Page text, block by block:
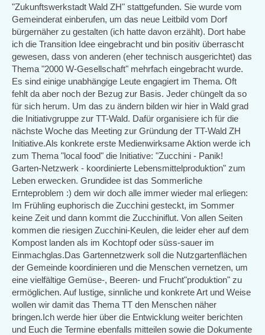
"Zukunftswerkstadt Wald ZH" stattgefunden. Sie wurde vom
Gemeinderat einberufen, um das neue Leitbild vom Dorf
bürgernäher zu gestalten (ich hatte davon erzählt). Dort habe
ich die Transition Idee eingebracht und bin positiv überrascht
gewesen, dass von anderen (eher technisch ausgerichtet) das
Thema "2000 W-Gesellschaft" mehrfach eingebracht wurde.
Es sind einige unabhängige Leute engagiert im Thema. Oft
fehlt da aber noch der Bezug zur Basis. Jeder chüngelt da so
für sich herum. Um das zu ändern bilden wir hier in Wald grad
die Initiativgruppe zur TT-Wald. Dafür organisiere ich für die
nächste Woche das Meeting zur Gründung der TT-Wald ZH
Initiative.Als konkrete erste Medienwirksame Aktion werde ich
zum Thema "local food" die Initiative: "Zucchini - Panik!
Garten-Netzwerk - koordinierte Lebensmittelproduktion" zum
Leben erwecken. Grundidee ist das Sommerliche
Ernteproblem :) dem wir doch alle immer wieder mal erliegen:
Im Frühling euphorisch die Zucchini gesteckt, im Sommer
keine Zeit und dann kommt die Zucchiniflut. Von allen Seiten
kommen die riesigen Zucchini-Keulen, die leider eher auf dem
Kompost landen als im Kochtopf oder süss-sauer im
Einmachglas.Das Gartennetzwerk soll die Nutzgartenflächen
der Gemeinde koordinieren und die Menschen vernetzen, um
eine vielfältige Gemüse-, Beeren- und Frucht"produktion" zu
ermöglichen. Auf lustige, sinnliche und konkrete Art und Weise
wollen wir damit das Thema TT den Menschen näher
bringen.Ich werde hier über die Entwicklung weiter berichten
und Euch die Termine ebenfalls mitteilen sowie die Dokumente